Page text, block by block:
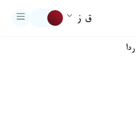
ق ز